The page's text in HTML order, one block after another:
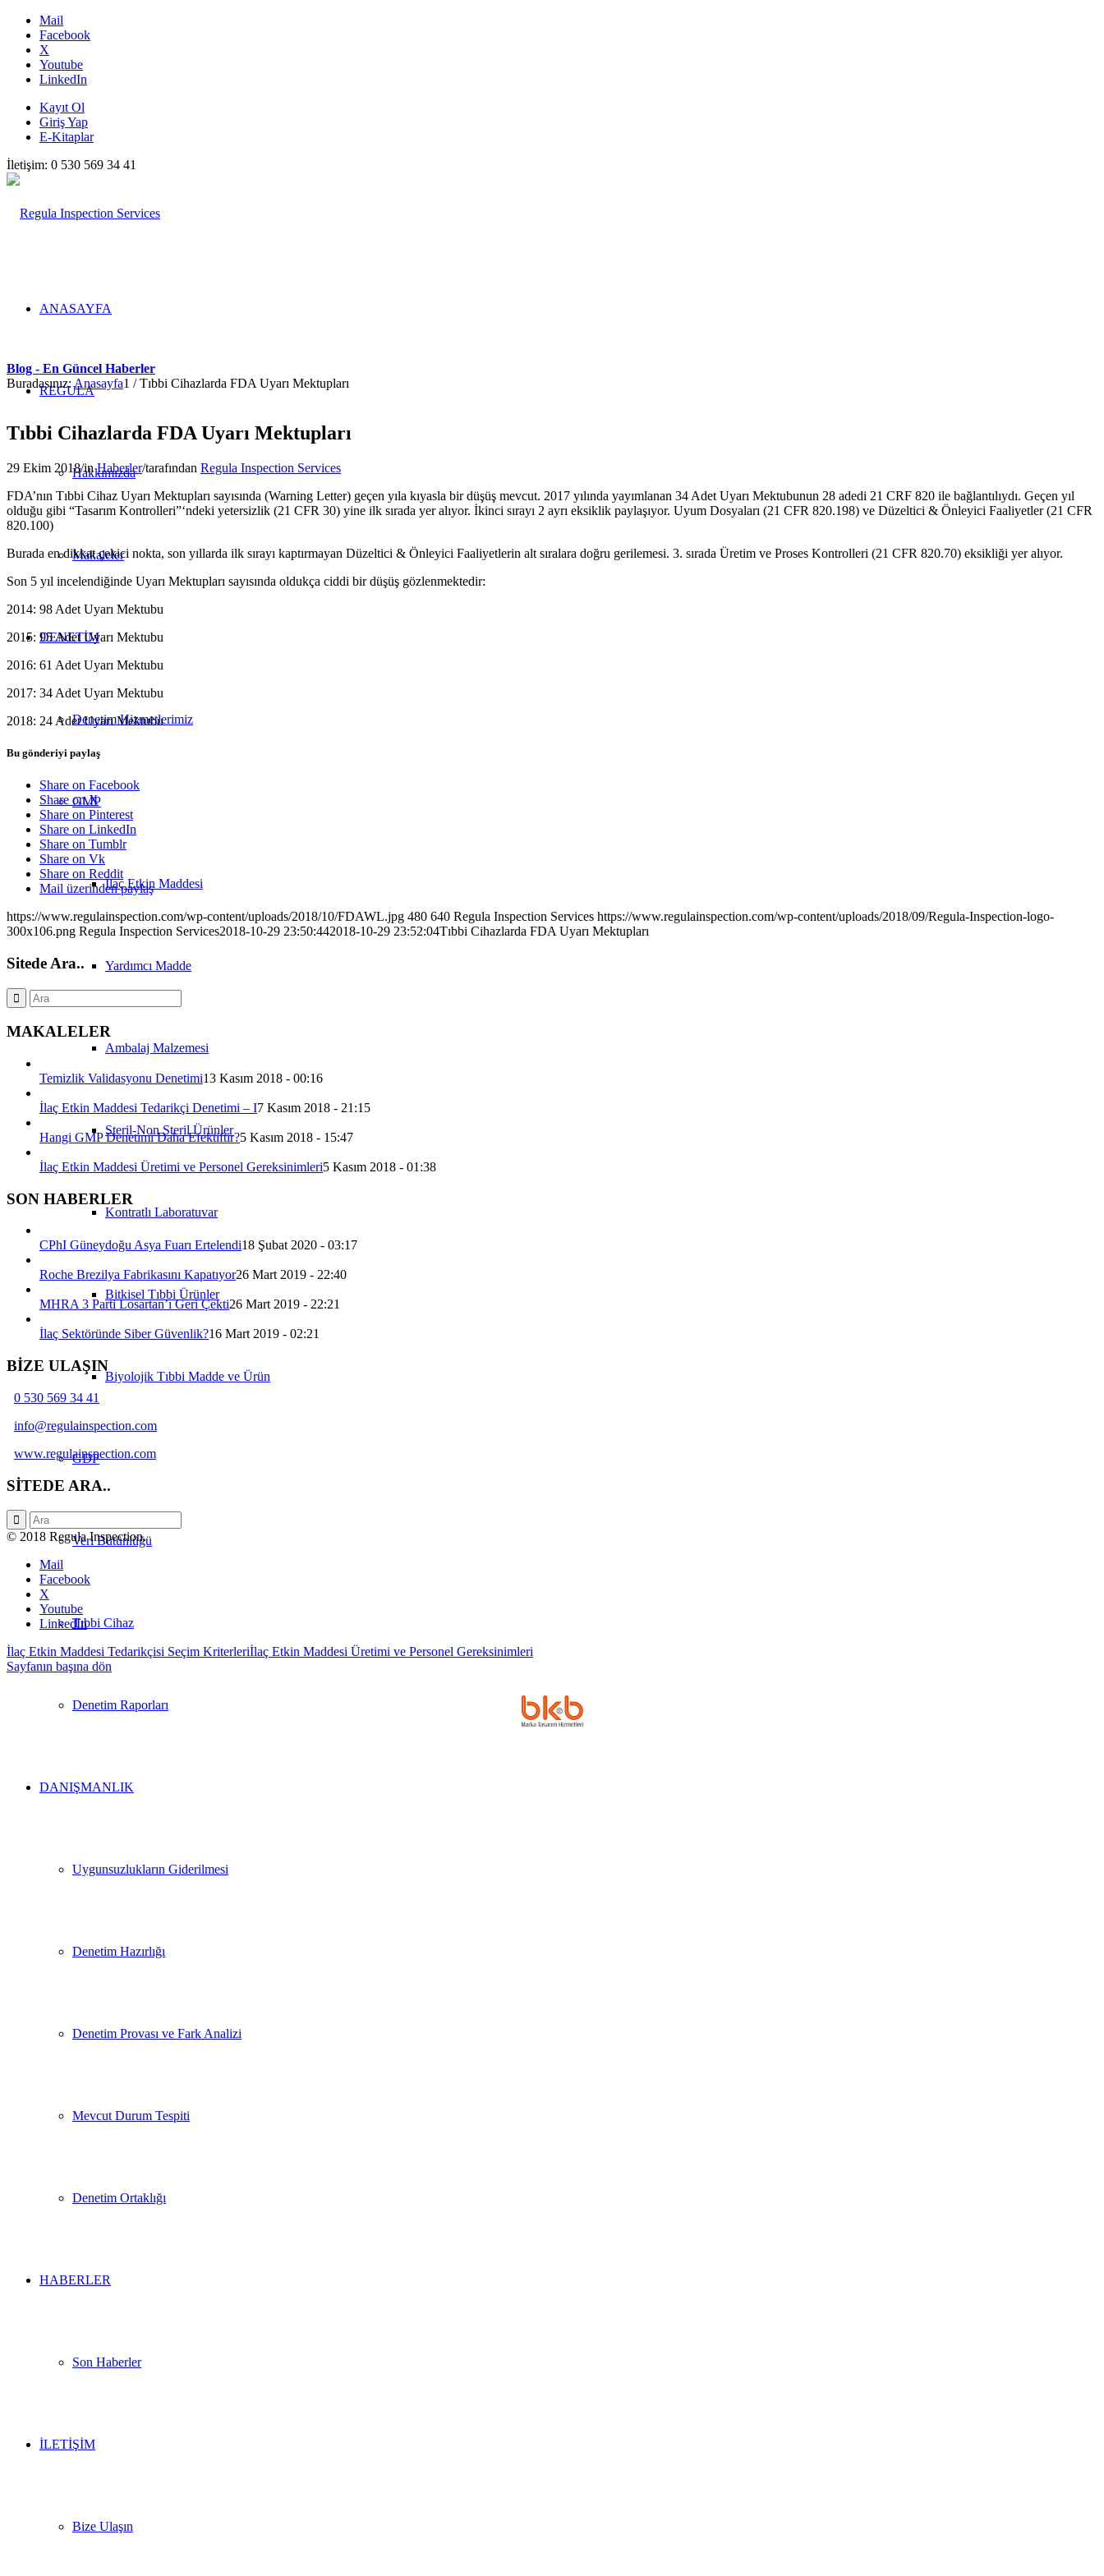
Mail
Facebook
X
Youtube
LinkedIn
Kayıt Ol
Giriş Yap
E-Kitaplar
İletişim: 0 530 569 34 41
ANASAYFA
REGULA
Hakkımızda
Makaleler
DENETİM
Denetim Hizmetlerimiz
GMP
İlaç Etkin Maddesi
Yardımcı Madde
Ambalaj Malzemesi
Steril-Non Steril Ürünler
Kontratlı Laboratuvar
Bitkisel Tıbbi Ürünler
Biyolojik Tıbbi Madde ve Ürün
GDP
Veri Bütünlüğü
Tıbbi Cihaz
Denetim Raporları
DANIŞMANLIK
Uygunsuzlukların Giderilmesi
Denetim Hazırlığı
Denetim Provası ve Fark Analizi
Mevcut Durum Tespiti
Denetim Ortaklığı
HABERLER
Son Haberler
İLETİŞİM
Bize Ulaşın
Blog - En Güncel Haberler
Buradasınız: Anasayfa1 / Tıbbi Cihazlarda FDA Uyarı Mektupları
Tıbbi Cihazlarda FDA Uyarı Mektupları
29 Ekim 2018/inHaberler/tarafından Regula Inspection Services
FDA’nın Tıbbi Cihaz Uyarı Mektupları sayısında (Warning Letter) geçen yıla kıyasla bir düşüş mevcut. 2017 yılında yayımlanan 34 Adet Uyarı Mektubunun 28 adedi 21 CRF 820 ile bağlantılıydı. Geçen yıl
olduğu gibi “Tasarım Kontrolleri”‘ndeki yetersizlik (21 CFR 30) yine ilk sırada yer alıyor. İkinci sırayı 2 ayrı eksiklik paylaşıyor. Uyum Dosyaları (21 CFR 820.198) ve Düzeltici & Önleyici Faaliyetler (21 CFR
820.100)
Burada en dikkat çekici nokta, son yıllarda ilk sırayı kaptırmayan Düzeltici & Önleyici Faaliyetlerin alt sıralara doğru gerilemesi. 3. sırada Üretim ve Proses Kontrolleri (21 CFR 820.70) eksikliği yer alıyor.
Son 5 yıl incelendiğinde Uyarı Mektupları sayısında oldukça ciddi bir düşüş gözlenmektedir:
2014: 98 Adet Uyarı Mektubu
2015: 95 Adet Uyarı Mektubu
2016: 61 Adet Uyarı Mektubu
2017: 34 Adet Uyarı Mektubu
2018: 24 Adet Uyarı Mektubu
Bu gönderiyi paylaş
Share on Facebook
Share on X
Share on Pinterest
Share on LinkedIn
Share on Tumblr
Share on Vk
Share on Reddit
Mail üzerinden paylaş
https://www.regulainspection.com/wp-content/uploads/2018/10/FDAWL.jpg 480 640 Regula Inspection Services https://www.regulainspection.com/wp-content/uploads/2018/09/Regula-Inspection-logo-
300x106.png Regula Inspection Services2018-10-29 23:50:442018-10-29 23:52:04Tıbbi Cihazlarda FDA Uyarı Mektupları
Sitede Ara..
MAKALELER
Temizlik Validasyonu Denetimi13 Kasım 2018 - 00:16
İlaç Etkin Maddesi Tedarikçi Denetimi – I7 Kasım 2018 - 21:15
Hangi GMP Denetimi Daha Efektiftir?5 Kasım 2018 - 15:47
İlaç Etkin Maddesi Üretimi ve Personel Gereksinimleri5 Kasım 2018 - 01:38
SON HABERLER
CPhI Güneydoğu Asya Fuarı Ertelendi18 Şubat 2020 - 03:17
Roche Brezilya Fabrikasını Kapatıyor26 Mart 2019 - 22:40
MHRA 3 Parti Losartan’ı Geri Çekti26 Mart 2019 - 22:21
İlaç Sektöründe Siber Güvenlik?16 Mart 2019 - 02:21
BİZE ULAŞIN
0 530 569 34 41
info@regulainspection.com
www.regulainspection.com
SİTEDE ARA..
© 2018 Regula Inspection.
Mail
Facebook
X
Youtube
LinkedIn
İlaç Etkin Maddesi Tedarikçisi Seçim Kriterleriİlaç Etkin Maddesi Üretimi ve Personel Gereksinimleri
Sayfanın başına dön